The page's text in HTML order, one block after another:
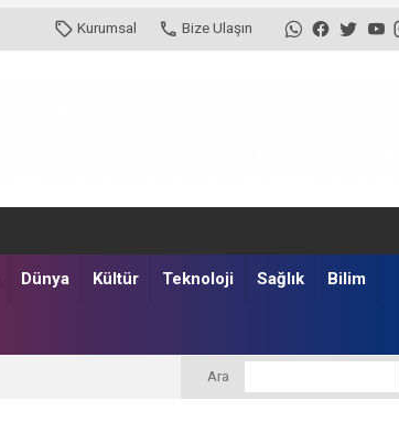
Kurumsal Bize Ulaşın
Dünya Kültür Teknoloji Sağlık Bilim
Ara